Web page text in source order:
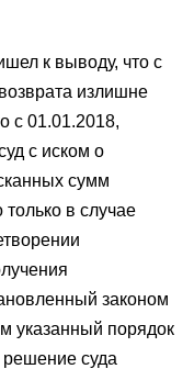
к выводу, что с
излишне
с 01.01.2018,
с иском о
сумм
в случае
законом
указанный порядок
суда